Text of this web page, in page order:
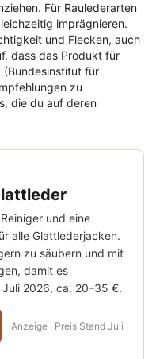
Für Raulederarten
imprägnieren.
und Flecken, auch
dass das Produkt für
(Bundesinstitut für
zu
die du auf deren
und eine
alle Glattlederjacken.
zu säubern und mit
damit es
2026, ca. 20–35 €.
Anzeige · Preis Stand Juli